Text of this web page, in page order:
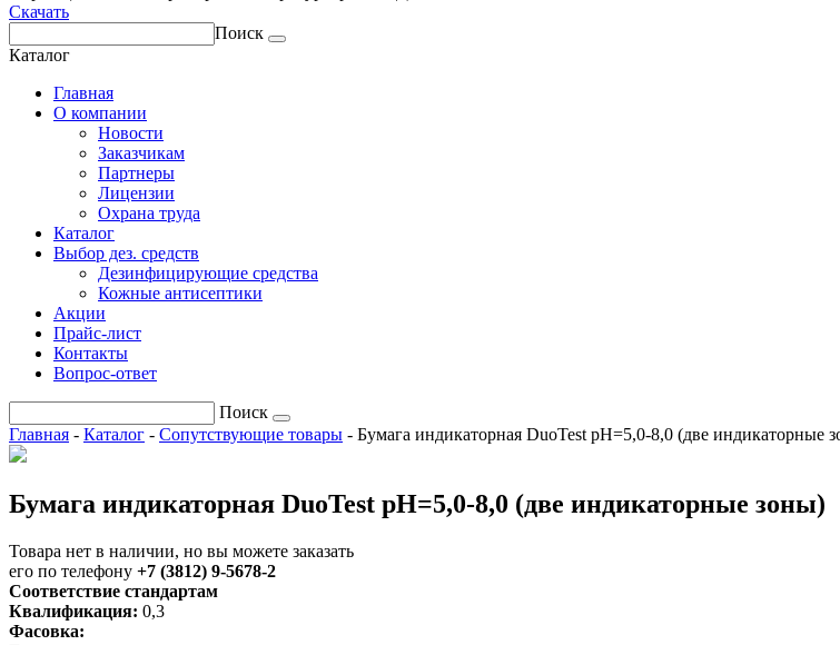
Скачать
Поиск
Каталог
Главная
О компании
Новости
Заказчикам
Партнеры
Лицензии
Охрана труда
Каталог
Выбор дез. средств
Дезинфицирующие средства
Кожные антисептики
Акции
Прайс-лист
Контакты
Вопрос-ответ
Поиск
Главная - Каталог - Сопутствующие товары - Бумага индикаторная DuoTest рН=5,0-8,0 (две индикаторные
Бумага индикаторная DuoTest рН=5,0-8,0 (две индикаторные зоны)
Товара нет в наличии, но вы можете заказать
его по телефону +7 (3812) 9-5678-2
Соответствие стандартам
Квалификация: 0,3
Фасовка: